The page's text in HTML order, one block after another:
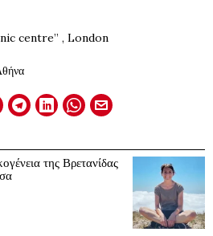
centre” , London
της Βρετανίδας